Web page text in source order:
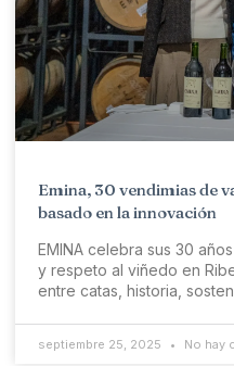
Emina, 30 vendimias de
basado en la innovación
EMINA celebra sus 30
y respeto al viñedo en
entre catas, historia,
septiembre 25, 2025 No hay